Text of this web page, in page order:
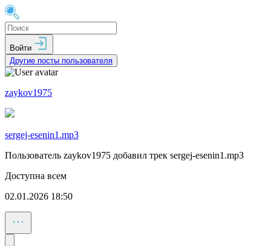
Войти
Другие посты пользователя
zaykov1975
sergej-esenin1.mp3
Пользователь zaykov1975 добавил трек sergej-esenin1.mp3
Доступна всем
02.01.2026 18:50